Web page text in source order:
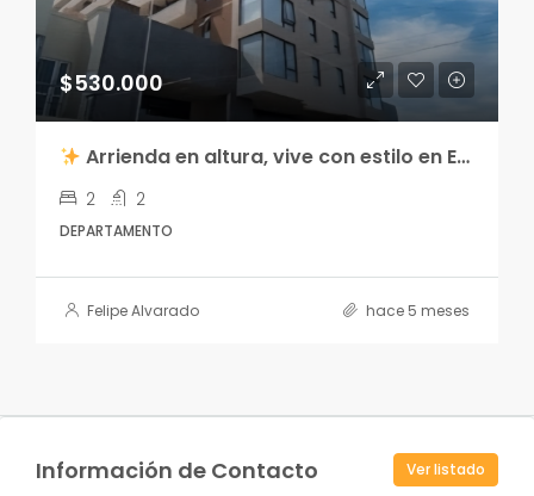
$530.000
Arrienda en altura, vive con estilo en Edificio Centro Lagos 2
2 2
DEPARTAMENTO
Felipe Alvarado hace 5 meses
Información de Contacto Ver listado